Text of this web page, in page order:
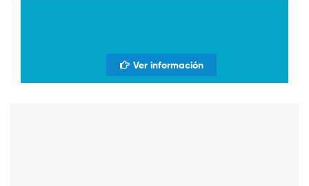
Ver información